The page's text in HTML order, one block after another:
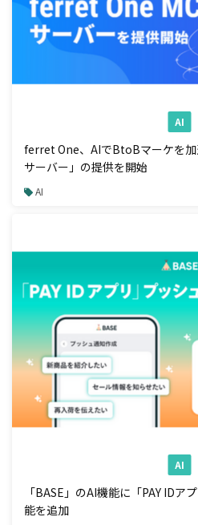
AI
ferret One、AIでBtoBマーケを
サーバー」の提供を開始
AI
AI
「BASE」のAI機能に「PAY IDア
能を追加